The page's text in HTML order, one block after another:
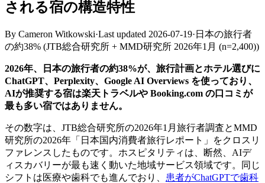
される宿の構造特性
By Cameron Witkowski·Last updated 2026-07-19· 日本の旅行者
の約38% (JTB総合研究所 + MMD研究所 2026年1月 (n=2,400))
2026年、日本の旅行者の約38%が、旅行計画とホテル選びに
ChatGPT、Perplexity、Google AI Overviews を使っており、
AIが推奨する宿は楽天トラベルや Booking.com の口コミが
最も多い宿ではありません。
その数字は、JTB総合研究所の2026年1月旅行者調査とMMD
研究所の2026年「日本国内消費者旅行レポート」をクロスリ
ファレンスしたものです。ホスピタリティは、断然、AIデ
ィスカバリーが最も速く動いた地域サービス領域です。同じ
シフトは医療や歯科でも進んでおり、 患者がChatGPTで歯科